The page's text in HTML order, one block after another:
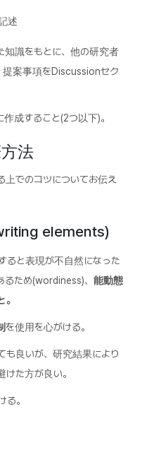
述
知識をもとに、他の研究者
提案事項をDiscussionセク
成すること(2つ以下)。
法
でのコツについてお伝え
elements)
と表現が不自然になった
ため(wordiness)、 能動態
を使用を心がける。
も良いが、研究結果により
た方が良い。
。